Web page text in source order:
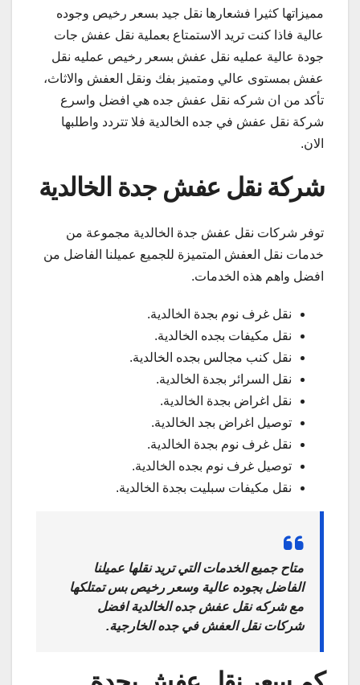
مميزاتها كثيرا فشعارها نقل جيد بسعر رخيص وجوده
عالية فاذا كنت تريد الاستمتاع بعملية نقل عفش جات
جودة عالية عمليه نقل عفش بسعر رخيص عمليه نقل
عفش بمستوى عالي ومتميز بفك ونقل العفش والاثاث،
تأكد من ان شركه نقل عفش جده هي افضل واسرع
شركة نقل عفش في جده الخالدية فلا تتردد واطلبها
الان.
شركة نقل عفش جدة الخالدية
توفر شركات نقل عفش جدة الخالدية مجموعة من
خدمات نقل العفش المتميزة للجميع عميلنا الفاضل من
افضل واهم هذه الخدمات.
نقل غرف نوم بجدة الخالدية.
نقل مكيفات بجده الخالدية.
نقل كنب مجالس بجده الخالدية.
نقل السرائر بجدة الخالدية.
نقل اغراض بجدة الخالدية.
توصيل اغراض بجد الخالدية.
نقل غرف نوم بجدة الخالدية.
توصيل غرف نوم بجده الخالدية.
نقل مكيفات سبليت بجدة الخالدية.
متاح جميع الخدمات التي تريد نقلها عميلنا
الفاضل بجوده عالية وسعر رخيص بس تمتلكها
مع شركه نقل عفش جده الخالدية افضل
شركات نقل العفش في جده الخارجية.